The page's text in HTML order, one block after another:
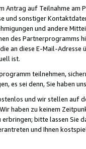
Antrag auf Teilnahme
und sonstiger
und andere
des Partnerprogramms
an diese E-Mail-
ist.
teilnehmen,
es sei denn, Sie haben
und wir stellen auf
haben zu keinem
bitte lassen Sie
und Ihnen